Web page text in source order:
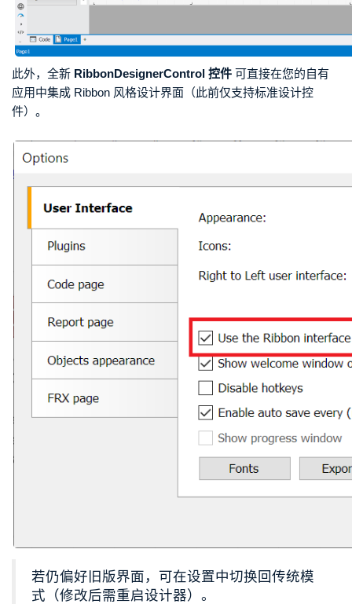
此外，全新 RibbonDesignerControl 控件 可直接在您的自有
应用中集成 Ribbon 风格设计界面（此前仅支持标准设计控
件）。
若仍偏好旧版界面，可在设置中切换回传统模
式（修改后需重启设计器）。